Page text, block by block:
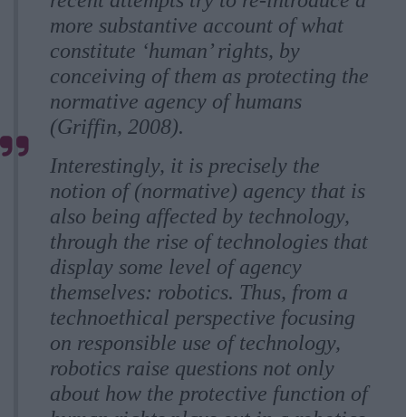
more substantive account of what
constitute ‘human’ rights, by
conceiving of them as protecting the
normative agency of humans
(Griffin, 2008).
Interestingly, it is precisely the
notion of (normative) agency that is
also being affected by technology,
through the rise of technologies that
display some level of agency
themselves: robotics. Thus, from a
technoethical perspective focusing
on responsible use of technology,
robotics raise questions not only
about how the protective function of